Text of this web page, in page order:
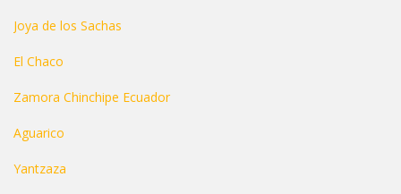
Joya de los Sachas
El Chaco
Zamora Chinchipe Ecuador
Aguarico
Yantzaza